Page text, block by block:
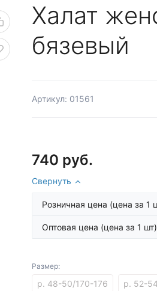
Халат
бязевый
Артикул: 01561
740 руб.
Свернуть
Розничная цена (цена за 1
Оптовая цена (цена за 1 шт)
Размер:
р. 48-50/170-176 р. 52-